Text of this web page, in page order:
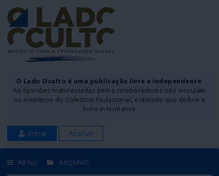
O Lado Oculto é uma publicação livre e independente.
As opiniões manifestadas pelos colaboradores não vinculam
os membros do Colectivo Redactorial, entidade que define a
linha informativa.
Entrar Assinar
MENU ARQUIVO